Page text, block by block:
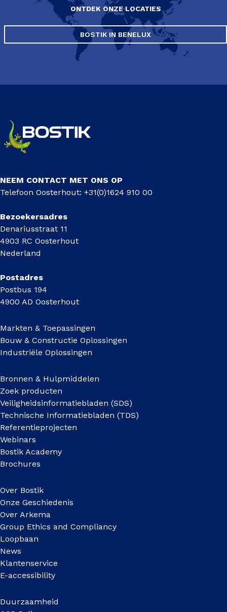
ONTDEK ONZE LOCATIES
BOSTIK IN BENELUX
NEEM CONTACT MET ONS OP
Telefoon Oosterhout: +31(0)1624 910 00
Bezoekersadres
Denariusstraat 11
4903 RC Oosterhout
Nederland
Postadres
Postbus 194
4900 AD Oosterhout
Markten & Toepassingen
Bouw & Constructie Oplossingen
Industriële Oplossingen
Bronnen & Hulpmiddelen
Zoek producten
Veiligheidsinformatiebladen (SDS)
Technische Informatiebladen (TDS)
Referentieprojecten
Webinars
Bostik Academy
Brochures
Over Bostik
Onze Geschiedenis
Over Arkema
Group Ethics and Compliancy
Loopbaan
News
Klantenservice
E-accessibility
Duurzaamheid